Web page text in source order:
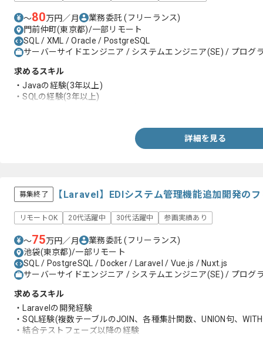
〜80万円／月 業務委託(フリーランス)
門前仲町(東京都)/一部リモート
SQL / XML / Oracle / PostgreSQL
サーバーサイドエンジニア / システムエンジニア(SE) / プログ
求めるスキル
・Javaの経験(3年以上)
・SQLの経験(3年以上)
詳細を見る
募集終了 【Laravel】EDIシステム管理機能追加開発の
リモートOK 20代活躍中 30代活躍中 参画実績あり
〜75万円／月 業務委託(フリーランス)
池袋(東京都)/一部リモート
SQL / PostgreSQL / Docker / Laravel / Vue.js / Nuxt.js
サーバーサイドエンジニア / システムエンジニア(SE) / プログ
求めるスキル
・Laravelの開発経験
・SQL経験(複数テーブルのJOIN、各種集計関数、UNION句、
・結合テストフェーズ以降の経験